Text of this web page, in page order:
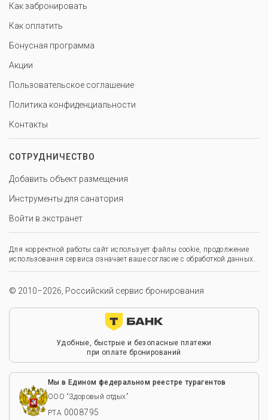
Как забронировать
Как оплатить
Бонусная программа
Акции
Пользовательское соглашение
Политика конфиденциальности
Контакты
СОТРУДНИЧЕСТВО
Добавить объект размещения
Инструменты для санатория
Войти в экстранет
Для корректной работы сайт использует файлы cookie, продолжение
использования сервиса означает ваше согласие с обработкой данных.
© 2010–2026, Российский сервис бронирования
Удобные, быстрые и безопасные платежи
при оплате бронирований
Мы в Едином федеральном реестре турагентов
ООО “Здоровый отдых”
РТА 0008795